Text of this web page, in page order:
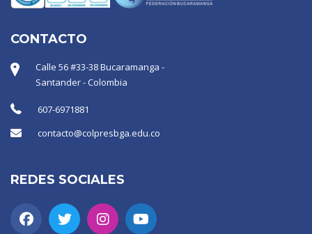
CONTACTO
Calle 56 #33-38 Bucaramanga -
Santander - Colombia
607-6971881
contacto@colpresbga.edu.co
REDES SOCIALES